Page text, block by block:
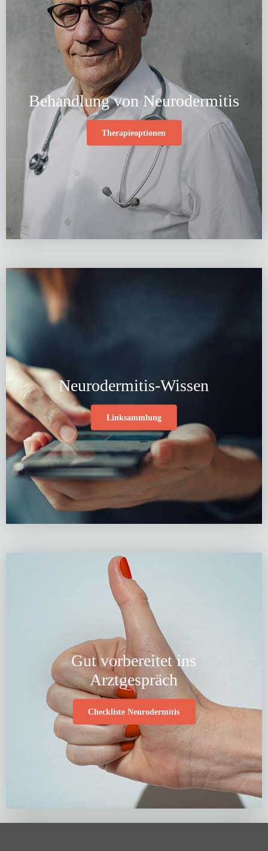
Behandlung von Neurodermitis
Therapieoptionen
Neurodermitis-Wissen
Linksammlung
Gut vorbereitet ins
Arztgespräch
Checkliste Neurodermitis